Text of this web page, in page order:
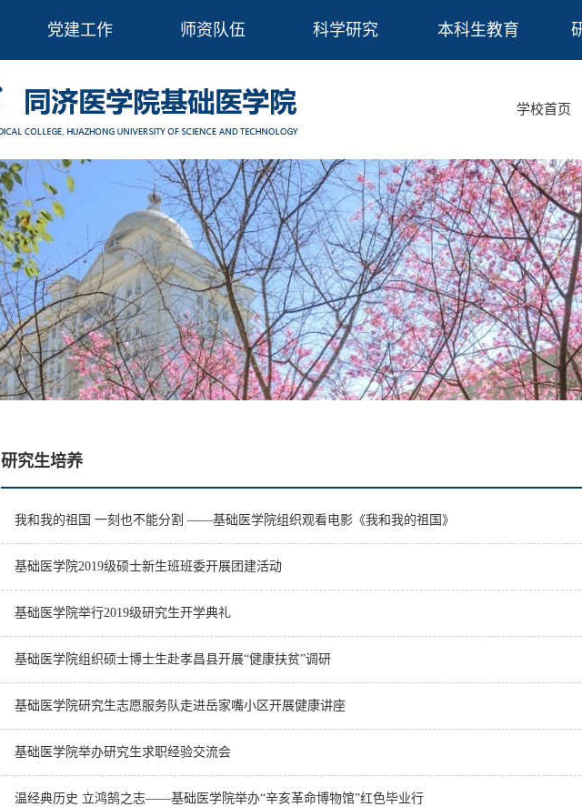
党建工作 师资队伍 科学研究 本科生教育
学校首页
研究生培养
我和我的祖国 一刻也不能分割 ——基础医学院组织观看电影《我和我的祖国》
基础医学院2019级硕士新生班班委开展团建活动
基础医学院举行2019级研究生开学典礼
基础医学院组织硕士博士生赴孝昌县开展“健康扶贫”调研
基础医学院研究生志愿服务队走进岳家嘴小区开展健康讲座
基础医学院举办研究生求职经验交流会
温经典历史 立鸿鹄之志——基础医学院举办“辛亥革命博物馆”红色毕业行